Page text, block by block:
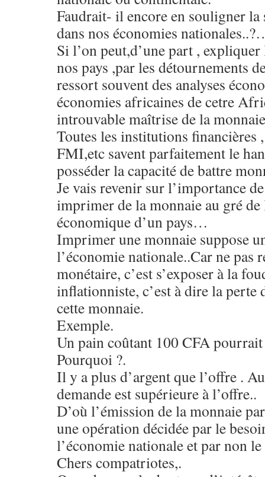
Faudrait- il encore en souligner
dans nos économies
Si l’on peut,d’une part ,
nos pays ,par les détournements
ressort souvent des analyses
économies africaines de cetre
introuvable maîtrise de la
Toutes les institutions financières
FMI,etc savent parfaitement le
posséder la capacité de battre
Je vais revenir sur l’importance
imprimer de la monnaie au gré
économique d’un pays…
Imprimer une monnaie suppose
l’économie nationale..Car ne pas
monétaire, c’est s’exposer à la
inflationniste, c’est à dire la perte
cette monnaie.
Exemple.
Un pain coûtant 100 CFA
Pourquoi ?.
Il y a plus d’argent que l’offre .
demande est supérieure à l’offre..
D’où l’émission de la monnaie
une opération décidée par le
l’économie nationale et par non
Chers compatriotes,.